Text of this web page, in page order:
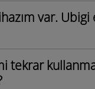
var.
tekrar